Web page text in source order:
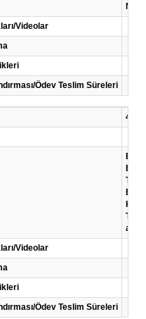
Videolar
Ödev Teslim Süreleri
4
Bu
Bu
Videolar
Ödev Teslim Süreleri